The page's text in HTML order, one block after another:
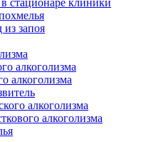
стационаре клиники
запоя
алкоголизма
алкоголизма
алкоголизма
алкоголизма